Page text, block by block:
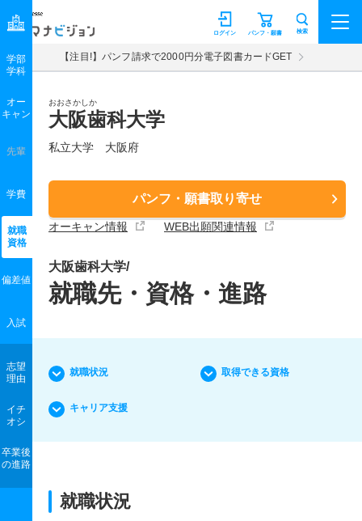
マナビジョン パンフ・願書
ログイン 検索
【注目!】パンフ請求で2000円分電子図書カードGET
おおさかしか
大阪歯科大学
私立大学 大阪府
パンフ・願書取り寄せ
オーキャン情報 WEB出願関連情報
学部
学科
オー
キャン
先輩
学費
就職
資格
偏差値
入試
志望
理由
イチ
オシ
卒業後
の進路
大阪歯科大学/
就職先・資格・進路
就職状況 取得できる資格
キャリア支援
就職状況